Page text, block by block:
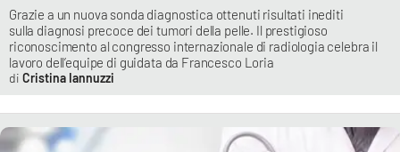
Grazie a un nuova sonda diagnostica ottenuti risultati inediti
sulla diagnosi precoce dei tumori della pelle. Il prestigioso
riconoscimento al congresso internazionale di radiologia celebra il
lavoro dell’equipe di guidata da Francesco Loria
Cristina Iannuzzi